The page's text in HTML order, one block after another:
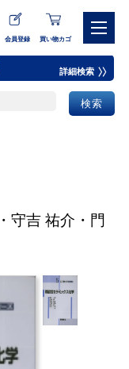
会員登録 買い物カゴ
詳細検索
・ 守吉 祐介 ・ 門